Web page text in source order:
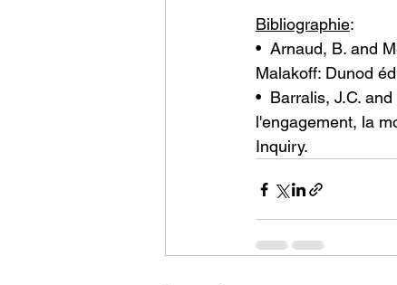
Bibliographie:
•  Arnaud, B. and
Malakoff: Dunod
•  Barralis, J.C.
l'engagement, la
Inquiry.